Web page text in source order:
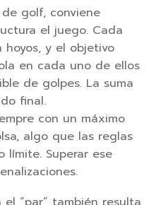
golf, conviene
el juego. Cada
y el objetivo
en cada uno de ellos
de golpes. La suma
final.
con un máximo
algo que las reglas
límite. Superar ese